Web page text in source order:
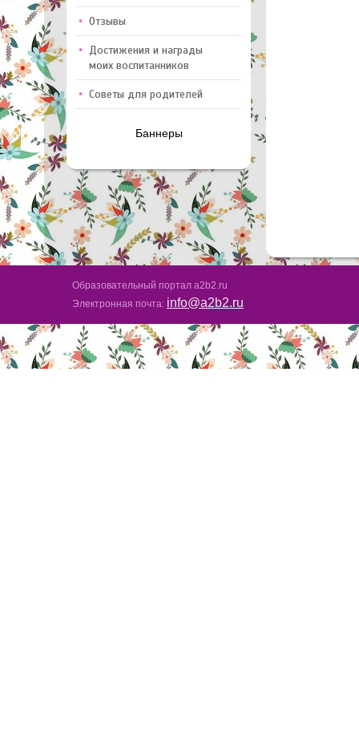
Отзывы
Достижения и награды
моих воспитанников
Советы для родителей
Баннеры
Образовательный портал a2b2.ru
Электронная почта: info@a2b2.ru